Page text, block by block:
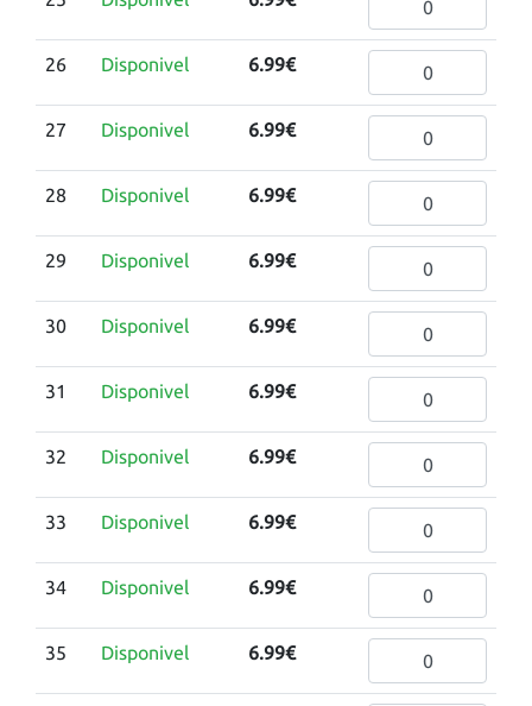
26 Disponivel 6.99€
27 Disponivel 6.99€
28 Disponivel 6.99€
29 Disponivel 6.99€
30 Disponivel 6.99€
31 Disponivel 6.99€
32 Disponivel 6.99€
33 Disponivel 6.99€
34 Disponivel 6.99€
35 Disponivel 6.99€